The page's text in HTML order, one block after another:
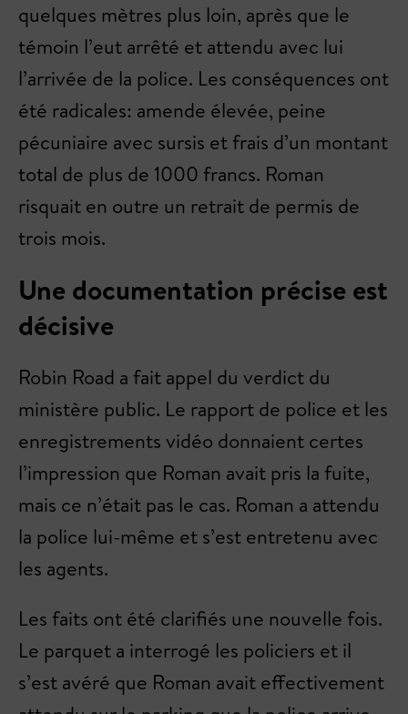
quelques mètres plus loin, après que le
témoin l’eut arrêté et attendu avec lui
l’arrivée de la police. Les conséquences ont
été radicales: amende élevée, peine
pécuniaire avec sursis et frais d’un montant
total de plus de 1000 francs. Roman
risquait en outre un retrait de permis de
trois mois.
Une documentation précise est
décisive
Robin Road a fait appel du verdict du
ministère public. Le rapport de police et les
enregistrements vidéo donnaient certes
l’impression que Roman avait pris la fuite,
mais ce n’était pas le cas. Roman a attendu
la police lui-même et s’est entretenu avec
les agents.
Les faits ont été clarifiés une nouvelle fois.
Le parquet a interrogé les policiers et il
s’est avéré que Roman avait effectivement